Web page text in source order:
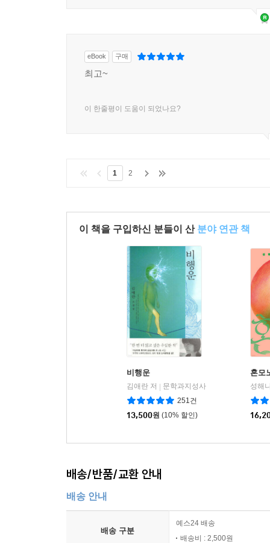
eBook 구매
최고~
이 한줄평이 도움이 되었나요?
1 2
이 책을 구입하신 분들이 산 분야 연관 책
비행운
김애란 저
문학과지성사
251건
13,500원 (10% 할인)
혼모
성해
배송/반품/교환 안내
배송 안내
배송 구분
예스24 배송
배송비 : 2,500원